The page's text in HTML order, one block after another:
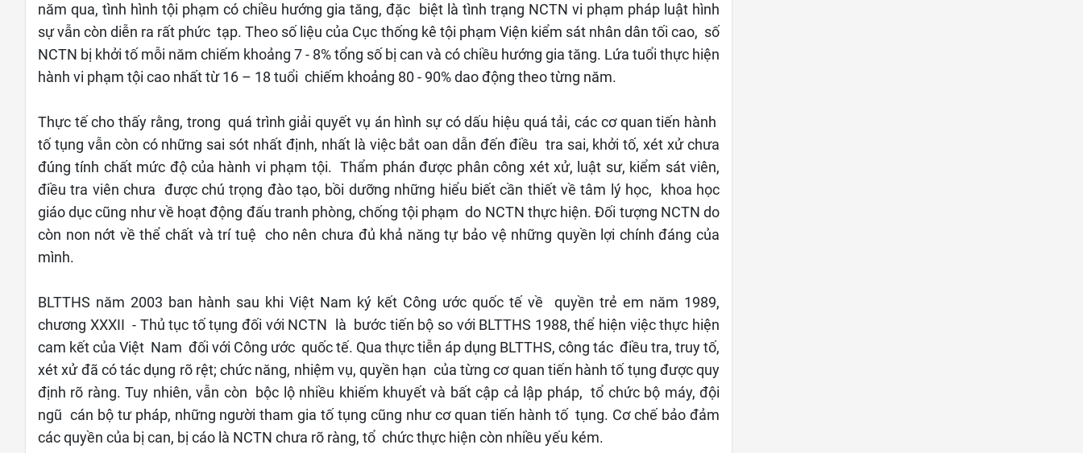
năm qua, tình hình tội phạm có chiều hướng gia tăng, đặc biệt là tình trạng NCTN vi phạm pháp luật hình
sự vẫn còn diễn ra rất phức tạp. Theo số liệu của Cục thống kê tội phạm Viện kiểm sát nhân dân tối cao, số
NCTN bị khởi tố mỗi năm chiếm khoảng 7 - 8% tổng số bị can và có chiều hướng gia tăng. Lứa tuổi thực hiện
hành vi phạm tội cao nhất từ 16 – 18 tuổi chiếm khoảng 80 - 90% dao động theo từng năm.
Thực tế cho thấy rằng, trong quá trình giải quyết vụ án hình sự có dấu hiệu quá tải, các cơ quan tiến hành
tố tụng vẫn còn có những sai sót nhất định, nhất là việc bắt oan dẫn đến điều tra sai, khởi tố, xét xử chưa
đúng tính chất mức độ của hành vi phạm tội. Thẩm phán được phân công xét xử, luật sư, kiểm sát viên,
điều tra viên chưa được chú trọng đào tạo, bồi dưỡng những hiểu biết cần thiết về tâm lý học, khoa học
giáo dục cũng như về hoạt động đấu tranh phòng, chống tội phạm do NCTN thực hiện. Đối tượng NCTN do
còn non nớt về thể chất và trí tuệ cho nên chưa đủ khả năng tự bảo vệ những quyền lợi chính đáng của
mình.
BLTTHS năm 2003 ban hành sau khi Việt Nam ký kết Công ước quốc tế về quyền trẻ em năm 1989,
chương XXXII - Thủ tục tố tụng đối với NCTN là bước tiến bộ so với BLTTHS 1988, thể hiện việc thực hiện
cam kết của Việt Nam đối với Công ước quốc tế. Qua thực tiễn áp dụng BLTTHS, công tác điều tra, truy tố,
xét xử đã có tác dụng rõ rệt; chức năng, nhiệm vụ, quyền hạn của từng cơ quan tiến hành tố tụng được quy
định rõ ràng. Tuy nhiên, vẫn còn bộc lộ nhiều khiếm khuyết và bất cập cả lập pháp, tổ chức bộ máy, đội
ngũ cán bộ tư pháp, những người tham gia tố tụng cũng như cơ quan tiến hành tố tụng. Cơ chế bảo đảm
các quyền của bị can, bị cáo là NCTN chưa rõ ràng, tổ chức thực hiện còn nhiều yếu kém.